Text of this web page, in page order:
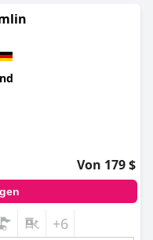
Von 179 $
+6